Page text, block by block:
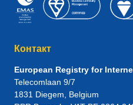
Контакт
European Registry for
Telecomlaan 9/7
1831 Diegem , Belgium